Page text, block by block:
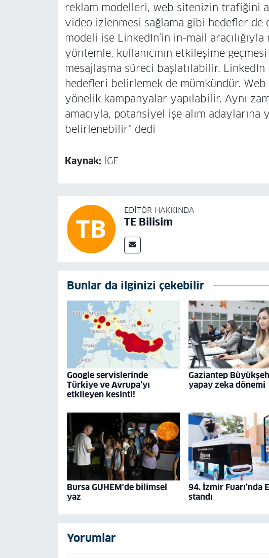
reklam modelleri, web sitenizin trafiğini
video izlenmesi sağlama gibi hedefler
modeli ise LinkedIn’in in-mail
yöntemle, kullanıcının etkileşime
mesajlaşma süreci başlatılabilir.
hedefleri belirlemek de mümkündür. Web
yönelik kampanyalar yapılabilir. Aynı
amacıyla, potansiyel işe alım
belirlenebilir" dedi
Kaynak: İGF
EDITÖR HAKKINDA
TE Bilisim
Bunlar da ilginizi çekebilir
Google servislerinde
Türkiye ve Avrupa’yı
etkileyen kesinti!
Gaziantep
yapay zeka dönemi
Bursa GUHEM'de bilimsel
yaz
94. İzmir Fuarı’nda
standı
Yorumlar